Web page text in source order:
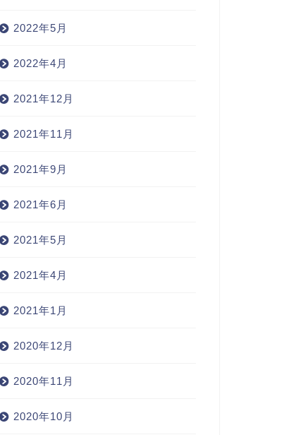
2022年5月
2022年4月
2021年12月
2021年11月
2021年9月
2021年6月
2021年5月
2021年4月
2021年1月
2020年12月
2020年11月
2020年10月